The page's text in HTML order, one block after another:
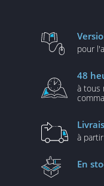
pour
48
à tous
à
En